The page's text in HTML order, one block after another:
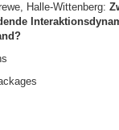
Halle-Wittenberg: